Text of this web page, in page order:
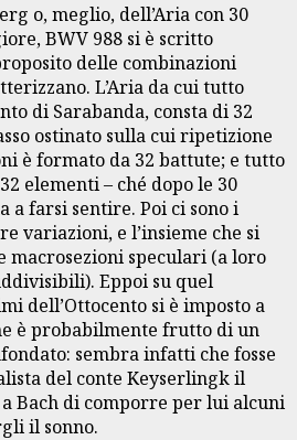
o, meglio, dell’Aria con 30
BWV 988 si è scritto
delle combinazioni
L’Aria da cui tutto
di Sarabanda, consta di 32
ostinato sulla cui ripetizione
è formato da 32 battute; e tutto
elementi – ché dopo le 30
a farsi sentire. Poi ci sono i
variazioni, e l’insieme che si
macrosezioni speculari (a loro
Eppoi su quel
dell’Ottocento si è imposto a
è probabilmente frutto di un
sembra infatti che fosse
del conte Keyserlingk il
Bach di comporre per lui alcuni
il sonno.